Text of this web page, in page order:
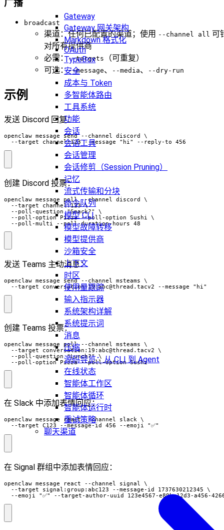
Gateway
Gateway 网关架构
Markdown 格式化
OAuth
TypeBox
安全
成本与 Token
多智能体路由
工具系统
功能
会话
会话工具
会话管理
会话修剪（Session Pruning）
记忆
流式传输和分块
命令队列
模型 CLI
模型故障转移
模型提供商
沙箱安全
上下文
时区
使用量跟踪
输入指示器
系统架构详解
系统提示词
消息
压缩
源码导览：从 CLI 到 Agent
在线状态
智能体工作区
智能体循环
智能体运行时
重试策略
聊天渠道
广播
broadcast
渠道：任何已配置的渠道；使用 --channel all 可
对所有提供商
必需：--targets
（可重复）
可选：--message、 --media、 --dry-run
示例
发送 Discord 回复：
openclaw message send --channel discord \
  --target channel:123 --message "hi" --reply-to 456
创建 Discord 投票：
openclaw message poll --channel discord \
  --target channel:123 \
  --poll-question "Snack?" \
  --poll-option Pizza --poll-option Sushi \
  --poll-multi --poll-duration-hours 48
发送 Teams 主动消息：
openclaw message send --channel msteams \
  --target conversation:19:
abc@thread.tacv2 --message "hi"
创建 Teams 投票：
openclaw message poll --channel msteams \
  --target conversation:19:
abc@thread.tacv2 \
  --poll-question "Lunch?" \
  --poll-option Pizza --poll-option Sushi
在 Slack 中添加表情回应：
openclaw message react --channel slack \
  --target C123 --message-id 456 --emoji "✅"
在 Signal 群组中添加表情回应：
openclaw message react --channel signal \
  --target signal:group:abc123 --message-id 1737630212345 \
--emoji "✅" --target-author-uuid 123e4567-e89b-12d3-a456-